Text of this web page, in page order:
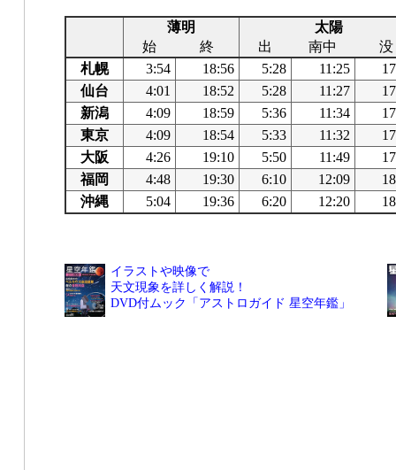
薄明
太陽
始
終 出 南中
没
札幌
3:54 18:56 5:28 11:25
仙台
4:01 18:52 5:28 11:27
新潟
4:09 18:59 5:36 11:34
東京
4:09 18:54 5:33 11:32
大阪
4:26 19:10 5:50 11:49
福岡
4:48 19:30 6:10 12:09
沖縄
5:04 19:36 6:20 12:20
イラストや映像で
天文現象を詳しく解説！
DVD付ムック「アストロガイド 星空年鑑」